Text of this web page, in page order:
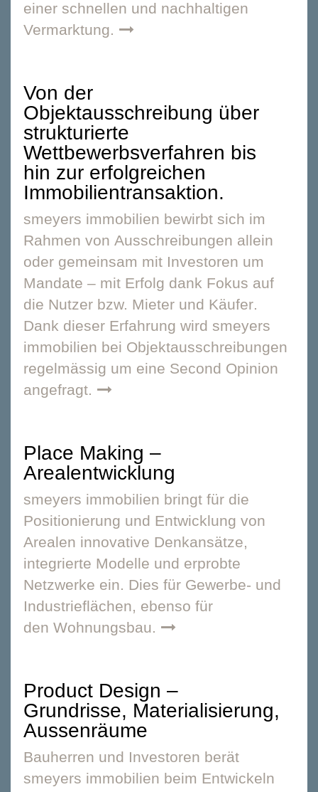
einer schnellen und nachhaltigen
Vermarktung.
Von der
Objektausschreibung über
strukturierte
Wettbewerbsverfahren bis
hin zur erfolgreichen
Immobilientransaktion.
smeyers immobilien bewirbt sich im
Rahmen von Ausschreibungen allein
oder gemeinsam mit Investoren um
Mandate – mit Erfolg dank Fokus auf
die Nutzer bzw. Mieterund Käufer.
Dank dieser Erfahrung wird smeyers
immobilien bei Objektausschreibungen
regelmässig um eine Second Opinion
angefragt.
Place Making –
Arealentwicklung
smeyers immobilien bringt für die
Positionierung und Entwicklung von
Arealen innovative Denkansätze,
integrierte Modelle und erprobte
Netzwerke ein. Dies für Gewerbe- und
Industrieflächen, ebenso für
den Wohnungsbau.
Product Design –
Grundrisse, Materialisierung,
Aussenräume
Bauherren und Investoren berät
smeyers immobilien beim Entwickeln